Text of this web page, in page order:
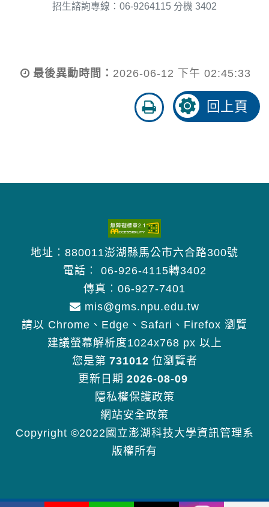
招生諮詢專線：06-9264115 分機 3402
最後異動時間： 2026-06-12 下午 02:45:33
友
善
回上頁
地址︰880011澎湖縣馬公市六合路300號
電話︰ 06-926-4115轉3402
傳真︰06-927-7401
mis@gms.npu.edu.tw
請以 Chrome、Edge、Safari、Firefox 瀏覽
建議螢幕解析度1024x768 px 以上
您是第 731012 位瀏覽者
更新日期 2026-08-09
隱私權保護政策
網站安全政策
Copyright ©2022國立澎湖科技大學資訊管理系
版權所有